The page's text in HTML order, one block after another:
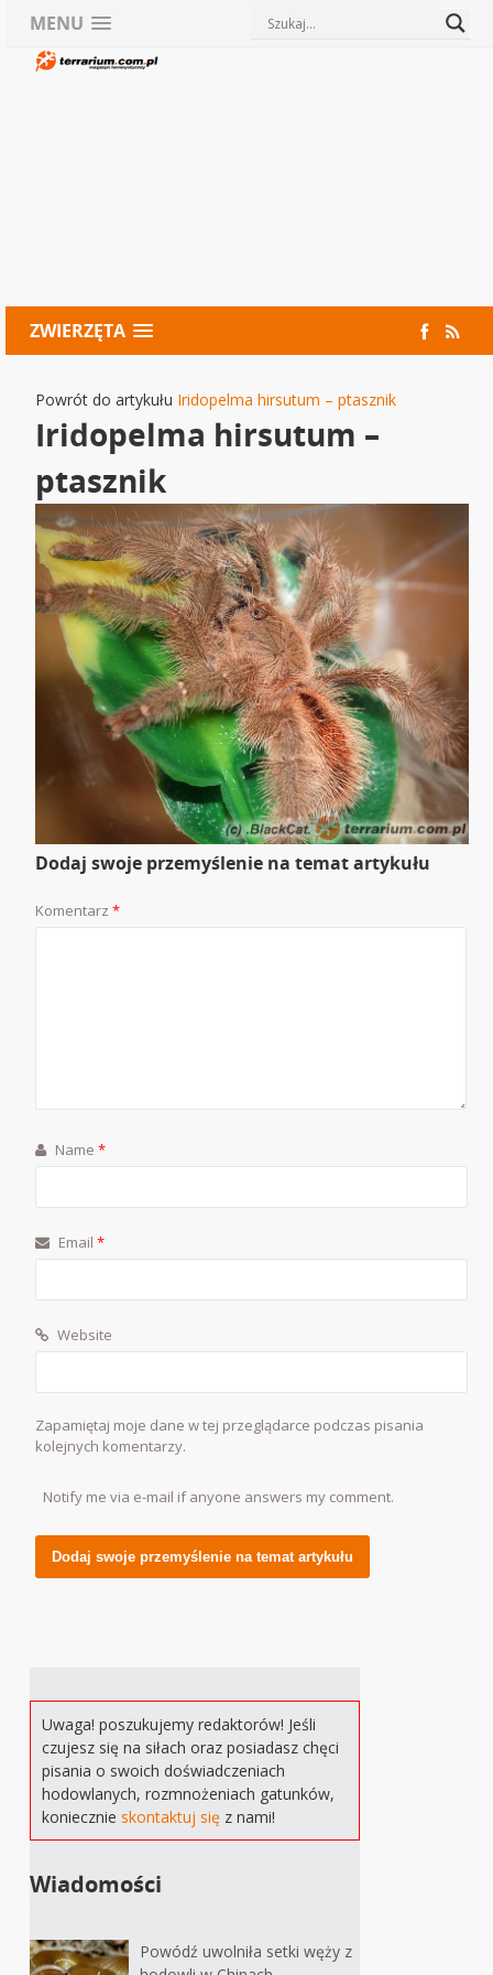
MENU
ZWIERZĘTA
Powrót do artykułu Iridopelma hirsutum – ptasznik
Iridopelma hirsutum –
ptasznik
Dodaj swoje przemyślenie na temat artykułu
Komentarz*
Name*
Email*
Website
Zapamiętaj moje dane w tej przeglądarce podczas pisania
kolejnych komentarzy.
Notify me via e-mail if anyone answers my comment.
Uwaga! poszukujemy redaktorów! Jeśli
czujesz się na siłach oraz posiadasz chęci
pisania o swoich doświadczeniach
hodowlanych, rozmnożeniach gatunków,
koniecznieskontaktuj się z nami!
Wiadomości
Powódź uwolniła setki węży z